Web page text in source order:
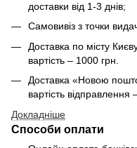
доставки від 1-3 днів;
Самовивіз з точки
Доставка по місту
вартість – 1000 грн.
Доставка «Новою
вартість
Докладніше
Способи оплати